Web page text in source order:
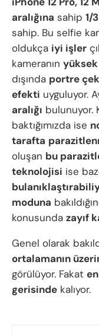
aralığına sahip 1/
sahip. Bu selfie
oldukça iyi işler
kameranın yüksek
dışında portre
efekti uyguluyor.
aralığı bulunuyor.
baktığımızda ise
tarafta
oluşan bu
teknolojisi ise
moduna
konusunda zayıf
Genel olarak
ortalamanın
görülüyor. Fakat
gerisinde kalıyor.